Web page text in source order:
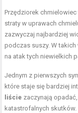
Przędziorek
straty w uprawach
zazwyczaj najbardziej
podczas suszy. W
na atak tych niewielkich
Jednym z pierwszych
które staje się bardziej
liście zaczynają
katastrofalnych